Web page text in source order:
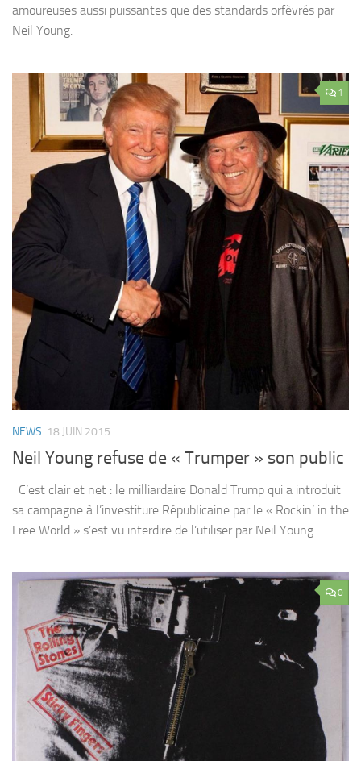
amoureuses aussi puissantes que des standards orfèvrés par
Neil Young.
1
NEWS 18 JUIN 2015
Neil Young refuse de « Trumper » son public
C’est clair et net : le milliardaire Donald Trump qui a introduit
sa campagne à l’investiture Républicaine par le « Rockin’ in the
Free World » s’est vu interdire de l’utiliser par Neil Young
0